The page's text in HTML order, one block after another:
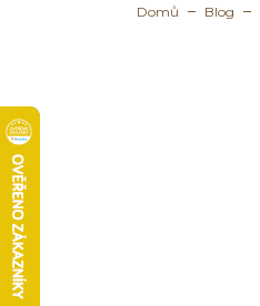
Domů Blog